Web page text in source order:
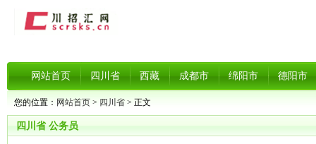
网站首页 四川省 西藏 成都市 绵阳市 德阳市
您的位置： 网站首页 > 四川省 > 正文
四川省 公务员